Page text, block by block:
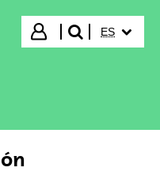
Iniciar sesión
buscar"
ES